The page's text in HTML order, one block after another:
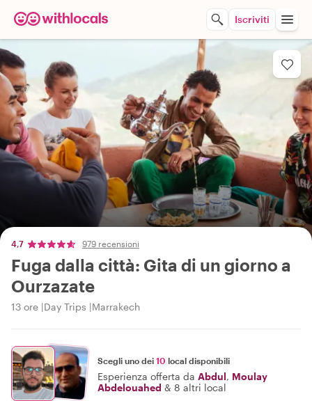
Iscriviti
4,7 979 recensioni
Fuga dalla città: Gita di un giorno a
Ourzazate
13 ore Day Trips Marrakech
Scegli uno dei 10 local disponibili
Esperienza offerta da Abdul, Moulay
Abdelouahed & 8 altri local